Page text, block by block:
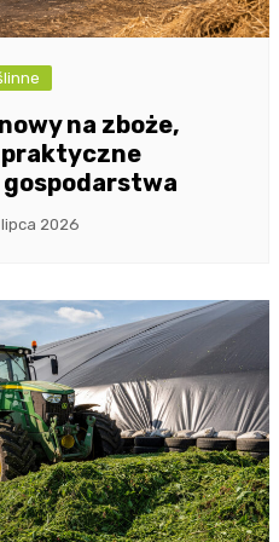
na zboże,
praktyczne
2026